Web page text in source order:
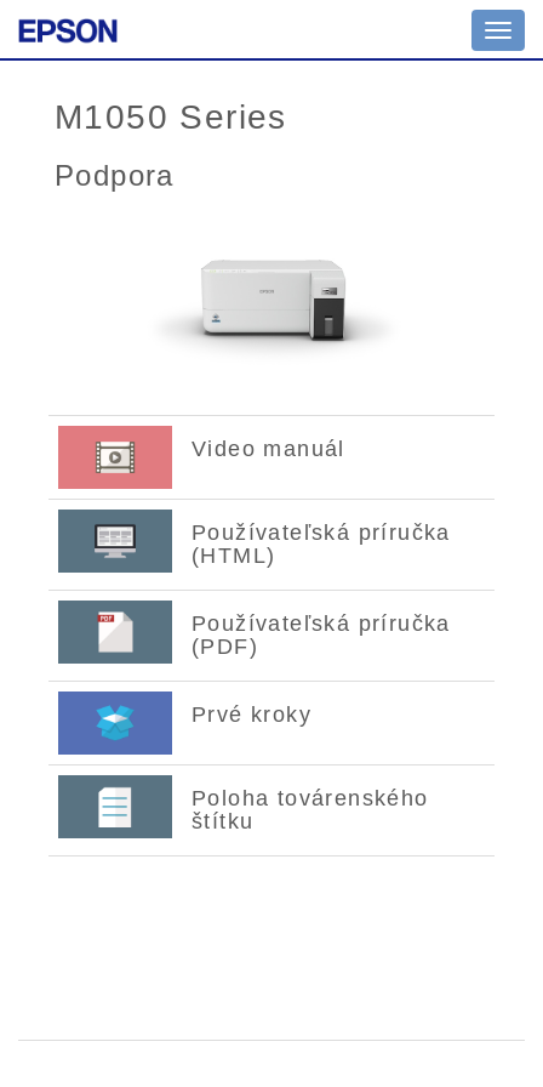
M1050 Series
Podpora